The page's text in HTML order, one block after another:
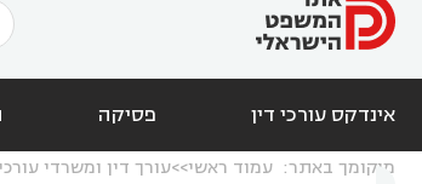
אינדקס עורכי דין פסיקה
מיקומך באתר: עמוד ראשי עורך דין ומשרדי